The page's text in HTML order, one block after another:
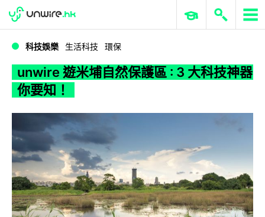
WWDC 2026 ERP 與商業 AI
科技娛樂 生活科技 環保
unwire 遊米埔自然保護區 : 3 大科技神器
你要知！